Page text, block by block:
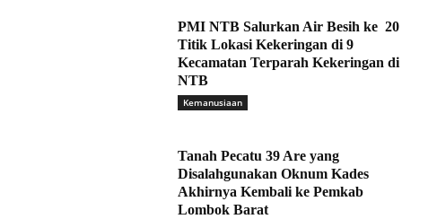
PMI NTB Salurkan Air Besih ke 20
Titik Lokasi Kekeringan di 9
Kecamatan Terparah Kekeringan di
NTB
Kemanusiaan
Tanah Pecatu 39 Are yang
Disalahgunakan Oknum Kades
Akhirnya Kembali ke Pemkab
Lombok Barat